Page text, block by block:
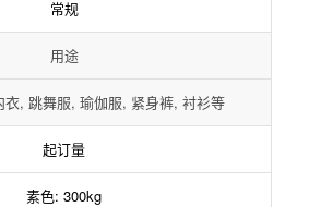
常规
用途
, 跳舞服, 瑜伽服, 紧身裤, 衬衫等
起订量
素色: 300kg